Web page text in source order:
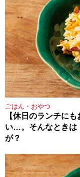
ごはん・おやつ
【休日のランチに
い…。そんなときは
が？